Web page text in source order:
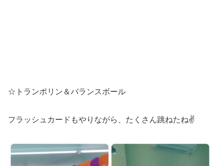
☆トランポリン＆バランスボール
フラッシュカードもやりながら、たくさん跳ねたね✌